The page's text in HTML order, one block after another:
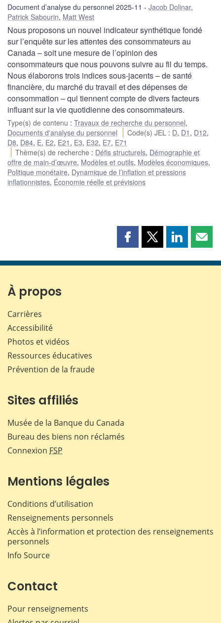
Document d’analyse du personnel 2025-11 Jacob Dolinar,
Patrick Sabourin, Matt West
Nous proposons un nouvel indicateur synthétique fondé
sur l’enquête sur les attentes des consommateurs au
Canada – soit une mesure de l’opinion des
consommateurs que nous pouvons suivre au fil du temps.
Nous élaborons trois indices sous-jacents – de santé
financière, du marché du travail et des dépenses de
consommation – qui tiennent compte de divers facteurs
influant sur la vie quotidienne des consommateurs.
Type(s) de contenu : Travaux de recherche du personnel,
Documents d'analyse du personnel
Code(s) JEL : D, D1 , D12,
D8, D84, E, E2, E21 , E3, E32, E7, E71
Thème(s) de recherche : Défis structurels, Démographie et
offre de main-d’œuvre, Modèles et outils, Modèles économiques,
Politique monétaire, Dynamique de l’inflation et pressions
inflationnistes, Économie réelle et prévisions
Partager
page
Partager
page
Partager
page page
À propos
Carrières
Accessibilité
Photos et vidéos
Ressources éducatives
Prévention de la fraude
Sites affiliés
Musée de la Banque du Canada
Bureau des biens non réclamés
Connexion FSP
Mentions légales
Conditions d’utilisation
Renseignements personnels
Accès à l’information et protection des renseignements
personnels
Info Source
Contact
Pour renseignements